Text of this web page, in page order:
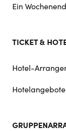
Ein
TICKET &
Hotel-